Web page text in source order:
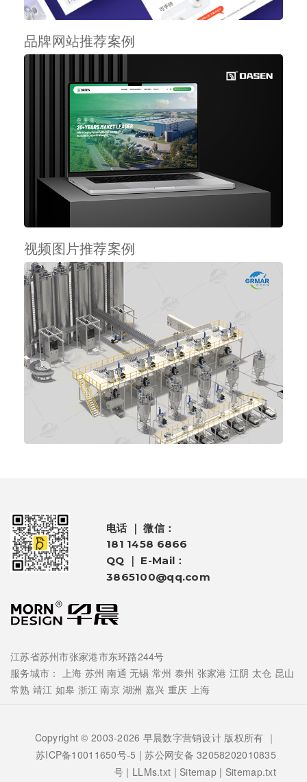
品牌网站推荐案例
视频图片推荐案例
电话 ｜ 微信：
181 1458 6866
QQ ｜ E-Mail：
3865100@qq.com
江苏省苏州市张家港市东环路244号
服务城市：
上海 苏州 南通 无锡 常州 泰州 张家港 江阴 太仓 昆山
常熟 靖江 如皋 浙江 南京 湖洲 嘉兴 重庆 上海
Copyright © 2003-2026 早晨数字营销设计 版权所有 ｜
苏ICP备10011650号-5 | 苏公网安备 32058202010835
号 | LLMs.txt | Sitemap | Sitemap.txt